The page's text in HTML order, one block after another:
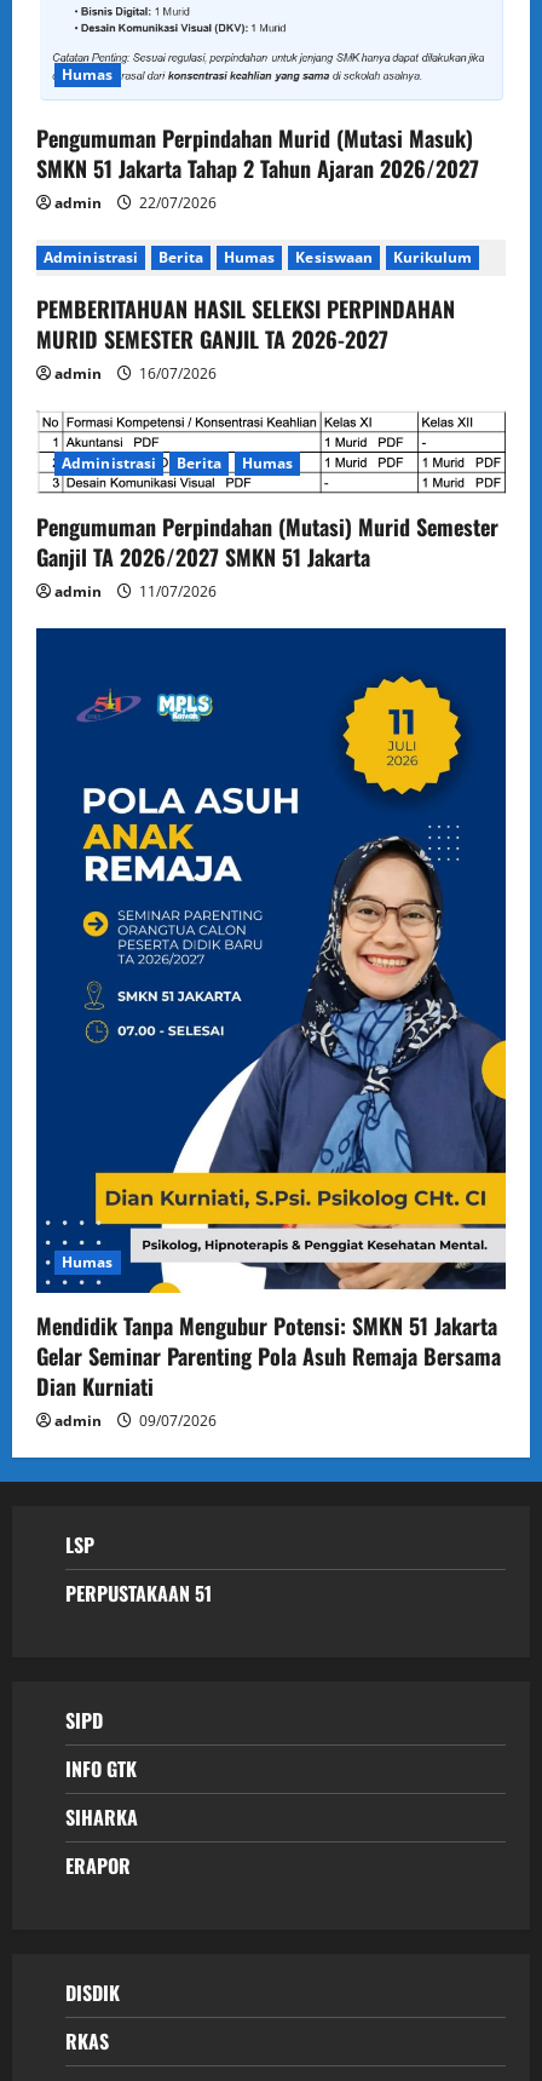
Humas
Pengumuman Perpindahan Murid (Mutasi Masuk)
SMKN 51 Jakarta Tahap 2 Tahun Ajaran 2026/2027
admin 22/07/2026
Administrasi Berita Humas Kesiswaan Kurikulum
PEMBERITAHUAN HASIL SELEKSI PERPINDAHAN
MURID SEMESTER GANJIL TA 2026-2027
admin 16/07/2026
Administrasi Berita Humas
Pengumuman Perpindahan (Mutasi) Murid Semester
Ganjil TA 2026/2027 SMKN 51 Jakarta
admin 11/07/2026
Humas
Mendidik Tanpa Mengubur Potensi: SMKN 51 Jakarta
Gelar Seminar Parenting Pola Asuh Remaja Bersama
Dian Kurniati
admin 09/07/2026
LSP
PERPUSTAKAAN 51
SIPD
INFO GTK
SIHARKA
ERAPOR
DISDIK
RKAS